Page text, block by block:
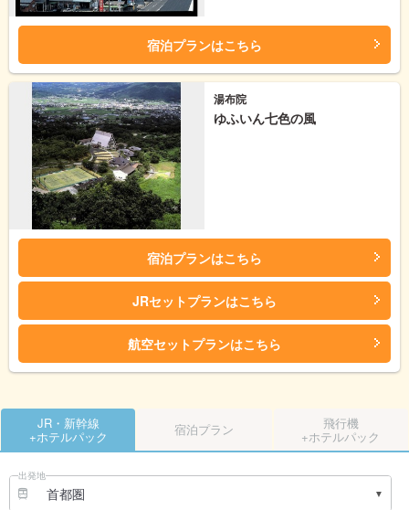
宿泊プランはこちら
湯布院
ゆふいん七色の風
宿泊プランはこちら
JRセットプランはこちら
航空セットプランはこちら
JR・新幹線
+ホテルパック 宿泊プラン 飛行機
+ホテルパック
出発地